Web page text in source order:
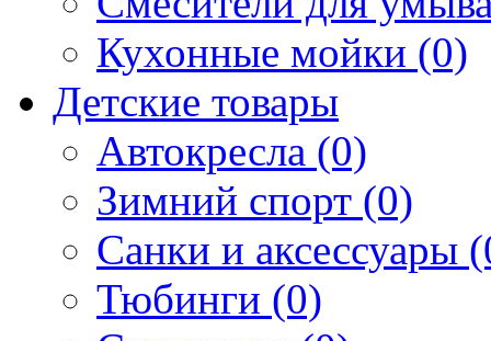
Кухонные мойки (0)
Детские товары
Автокресла (0)
Зимний спорт (0)
Санки и аксессуары
Тюбинги (0)